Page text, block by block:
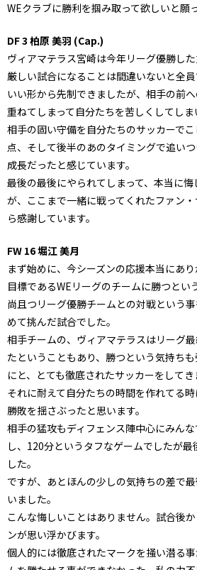
WEクラブに勝利を掴み取って欲しいと願
DF 3 柏原 美羽 (Cap.)
ヴィアマテラス宮崎は今年リーグ優勝した
厳しい試合になることは間違いないと全員
いい形から先制できましたが、相手の前
重ねてしまって自分たちを苦しくしてしま
相手の固い守備を自分たちのサッカーで
点、そして後半のあのタイミングで追い
成長だったと感じています。
最後の最後にやられてしまって、本当に
が、ここまで一緒に戦ってくれたファン
ら感謝しています。
FW 16 堀江 美月
まず始めに、今シーズンの応援本当にあり
目標であるWEリーグのチームに勝つとい
尚且つリーグ優勝チームとの対戦という
めて挑んだ試合でした。
相手チームの、ヴィアマテラスはリーグ
たということもあり、勝つという気持ち
にと、とても徹底されたサッカーをしてき
それに耐えて自分たちの時間を作れてる
勝敗を揺さぶったと思います。
相手の猛攻もディフェンス陣中心にみん
し、120分というタフなゲームでしたが
した。
ですが、あとほんの少しの気持ちの差で
いました。
こんな悔しいことはありません。試合後
ンが思い浮かびます。
個人的には徹底されたマークを掻い潜る